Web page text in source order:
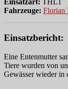
Fahrzeuge: Florian
Einsatzbericht:
Eine Entenmutter
Tiere wurden von
Gewässer wieder in